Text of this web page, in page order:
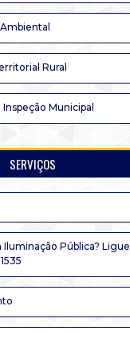
Rural
Municipal
SERVIÇOS
Pública? Ligue